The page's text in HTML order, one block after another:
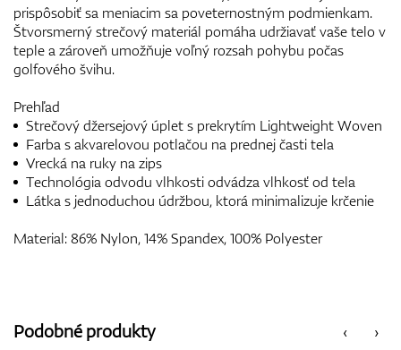
prispôsobiť sa meniacim sa poveternostným podmienkam.
Štvorsmerný strečový materiál pomáha udržiavať vaše telo v
teple a zároveň umožňuje voľný rozsah pohybu počas
golfového švihu.
Prehľad
Strečový džersejový úplet s prekrytím Lightweight Woven
Farba s akvarelovou potlačou na prednej časti tela
Vrecká na ruky na zips
Technológia odvodu vlhkosti odvádza vlhkosť od tela
Látka s jednoduchou údržbou, ktorá minimalizuje krčenie
Material: 86% Nylon, 14% Spandex, 100% Polyester
‹
Podobné produkty ›